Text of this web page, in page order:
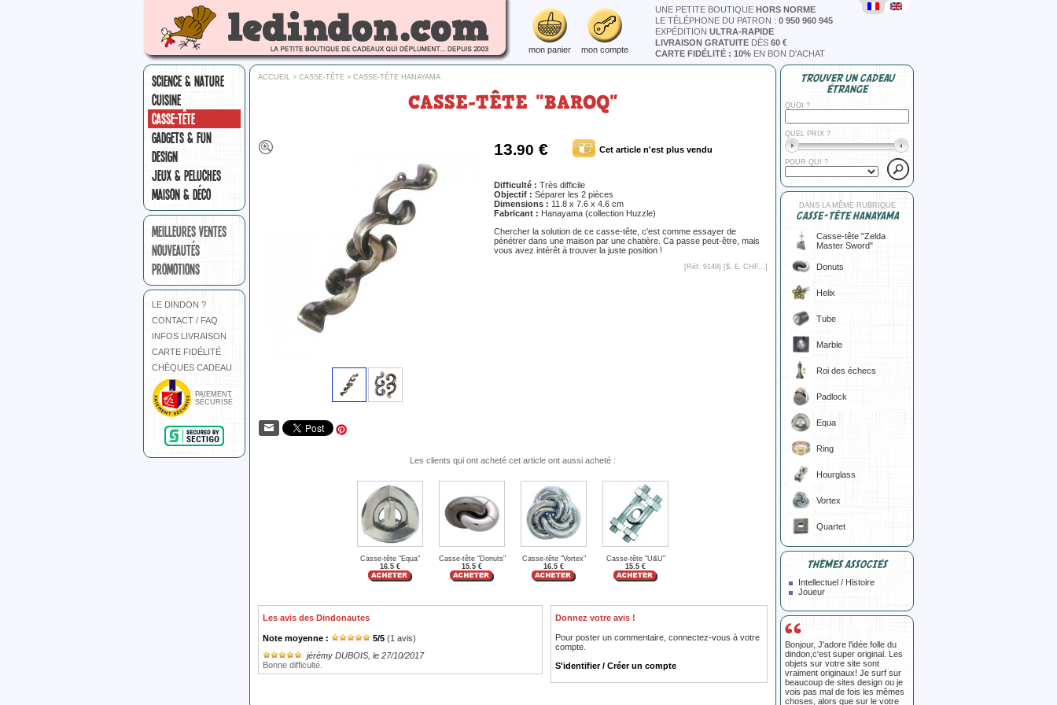
mon panier mon compte
UNE PETITE BOUTIQUE HORS NORME
LE TÉLÉPHONE DU PATRON : 0 950 960 945
EXPÉDITION ULTRA-RAPIDE
LIVRAISON GRATUITE DÈS 60 €
CARTE FIDÉLITÉ : 10% EN BON D'ACHAT
SCIENCE & NATURE
CUISINE
CASSE-TÊTE
GADGETS & FUN
DESIGN
JEUX & PELUCHES
MAISON & DÉCO
MEILLEURES VENTES
NOUVEAUTÉS
PROMOTIONS
LE DINDON ?
CONTACT / FAQ
INFOS LIVRAISON
CARTE FIDÉLITÉ
CHÈQUES CADEAU
PAIEMENT
SÉCURISÉ
ACCUEIL > CASSE-TÊTE > CASSE-TÊTE HANAYAMA
CASSE-TÊTE "BAROQ"
13.90 € Cet article n'est plus vendu
Difficulté : Très difficile
Objectif : Séparer les 2 pièces
Dimensions : 11.8 x 7.6 x 4.6 cm
Fabricant : Hanayama (collection Huzzle)
Chercher la solution de ce casse-tête, c'est comme essayer de
pénétrer dans une maison par une chatière. Ca passe peut-être, mais
vous avez intérêt à trouver la juste position !
[Réf. 9148] [$, £, CHF...]
Les clients qui ont acheté cet article ont aussi acheté :
Casse-tête "Equa"
16.5 €
Casse-tête "Donuts"
15.5 €
Casse-tête "Vortex"
16.5 €
Casse-tête "U&U"
15.5 €
Les avis des Dindonautes
Note moyenne : 5/5 (1 avis)
jérémy DUBOIS , le 27/10/2017
Bonne difficulté.
Donnez votre avis !
Pour poster un commentaire, connectez-vous à votre
compte.
S'identifier / Créer un compte
TROUVER UN CADEAU
ÉTRANGE
QUOI ?
QUEL PRIX ?
POUR QUI ?
DANS LA MÊME RUBRIQUE
CASSE-TÊTE HANAYAMA
Casse-tête "Zelda
Master Sword"
Donuts
Helix
Tube
Marble
Roi des échecs
Padlock
Equa
Ring
Hourglass
Vortex
Quartet
THÈMES ASSOCIÉS
Intellectuel / Histoire
Joueur
Bonjour, J'adore l'idée folle du
dindon,c'est super original. Les
objets sur votre site sont
vraiment originaux! Je surf sur
beaucoup de sites design ou je
vois pas mal de fois les mêmes
choses, alors que sur le votre